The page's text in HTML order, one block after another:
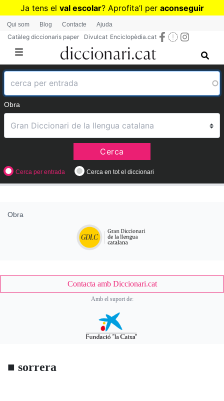
Vés
contingut
Ja tens el val escolar? Aprofita’l per aconseguir
diccionaris per a Primària o Secundària
Qui som Blog Contacte Ajuda
Catàleg diccionaris paper Divulcat Enciclopèdia.cat
Obra
Cerca
Cerca per entrada Cerca en tot el diccionari
■ sorrera
Obra
Contacta amb Diccionari.cat
Amb el suport de: